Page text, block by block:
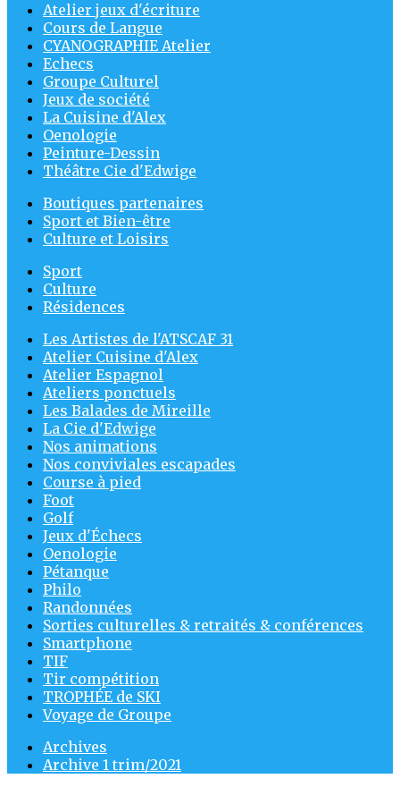
Atelier jeux d'écriture
Cours de Langue
CYANOGRAPHIE Atelier
Echecs
Groupe Culturel
Jeux de société
La Cuisine d'Alex
Oenologie
Peinture-Dessin
Théâtre Cie d'Edwige
Boutiques partenaires
Sport et Bien-être
Culture et Loisirs
Sport
Culture
Résidences
Les Artistes de l'ATSCAF 31
Atelier Cuisine d'Alex
Atelier Espagnol
Ateliers ponctuels
Les Balades de Mireille
La Cie d'Edwige
Nos animations
Nos conviviales escapades
Course à pied
Foot
Golf
Jeux d'Échecs
Oenologie
Pétanque
Philo
Randonnées
Sorties culturelles & retraités & conférences
Smartphone
TIF
Tir compétition
TROPHÉE de SKI
Voyage de Groupe
Archives
Archive 1 trim/2021